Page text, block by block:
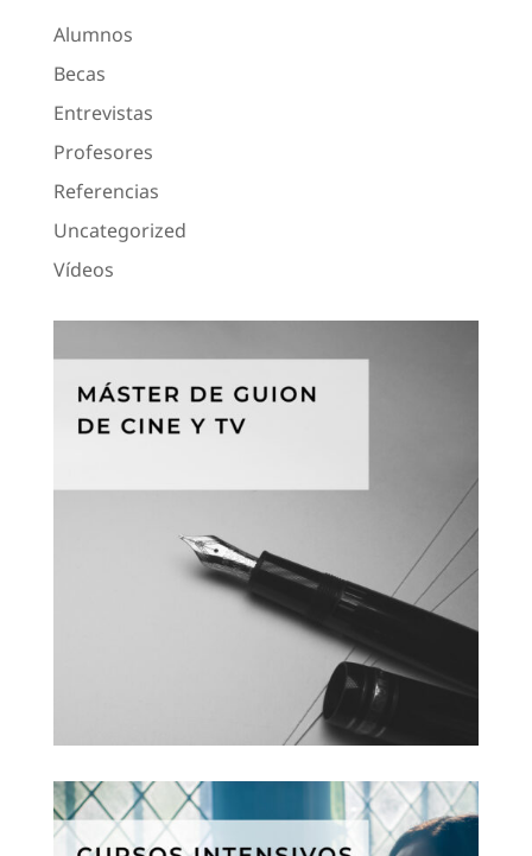
Alumnos
Becas
Entrevistas
Profesores
Referencias
Uncategorized
Vídeos